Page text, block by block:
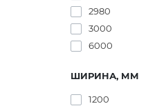
2980
3000
6000
ШИРИНА, ММ
1200